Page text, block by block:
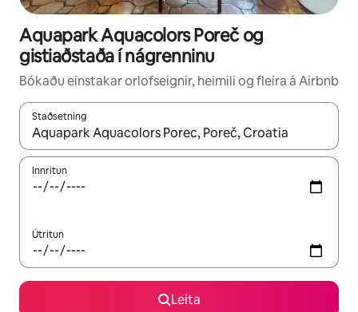
Aquapark Aquacolors Poreč og
gistiaðstaða í nágrenninu
Bókaðu einstakar orlofseignir, heimili og fleira á Airbnb
Staðsetning
Þegar niðurstöður liggja fyrir skaltu nota upp og niður
Innritun
Útritun
Leita